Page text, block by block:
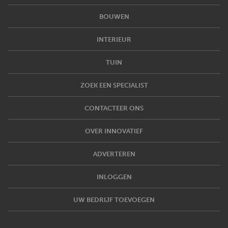
BOUWEN
INTERIEUR
TUIN
ZOEK EEN SPECIALIST
CONTACTEER ONS
OVER INNOVATIEF
ADVERTEREN
INLOGGEN
UW BEDRIJF TOEVOEGEN